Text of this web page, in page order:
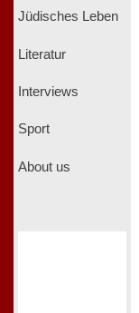
Jüdisches Leben
Literatur
Interviews
Sport
About us